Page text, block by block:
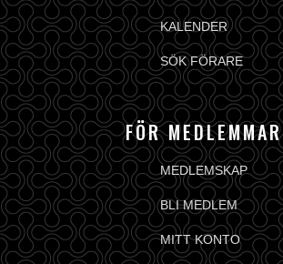
KALENDER
SÖK FÖRARE
FÖR MEDLEMMAR
MEDLEMSKAP
BLI MEDLEM
MITT KONTO